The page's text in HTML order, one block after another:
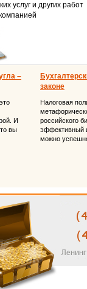
услуг и других работ
–
И
вы
законе
Налоговая
российского
эффективный
можно